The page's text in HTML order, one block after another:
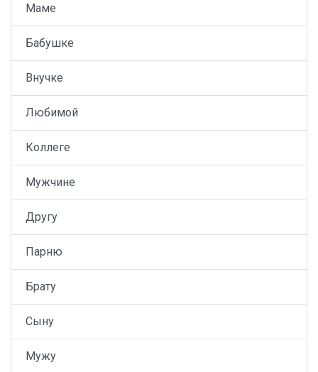
Маме
Бабушке
Внучке
Любимой
Коллеге
Мужчине
Другу
Парню
Брату
Сыну
Мужу